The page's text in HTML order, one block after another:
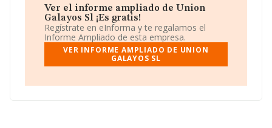
La plantilla permanece igual y teniendo en cuenta la
información disponible en INFORMA, ha dispuesto de
un número de empleados por debajo de la media de
sector.
Acerca de la información en los distintos rankings: ha
subido de hasta 11 puestos en 2024 a nivel sectorial,
en el ranking del sector, están empresas como:
Ver el informe ampliado de Union
Galayos Sl ¡Es gratis!
Regístrate en eInforma y te regalamos el
Informe Ampliado de esta empresa.
VER INFORME AMPLIADO DE UNION
GALAYOS SL